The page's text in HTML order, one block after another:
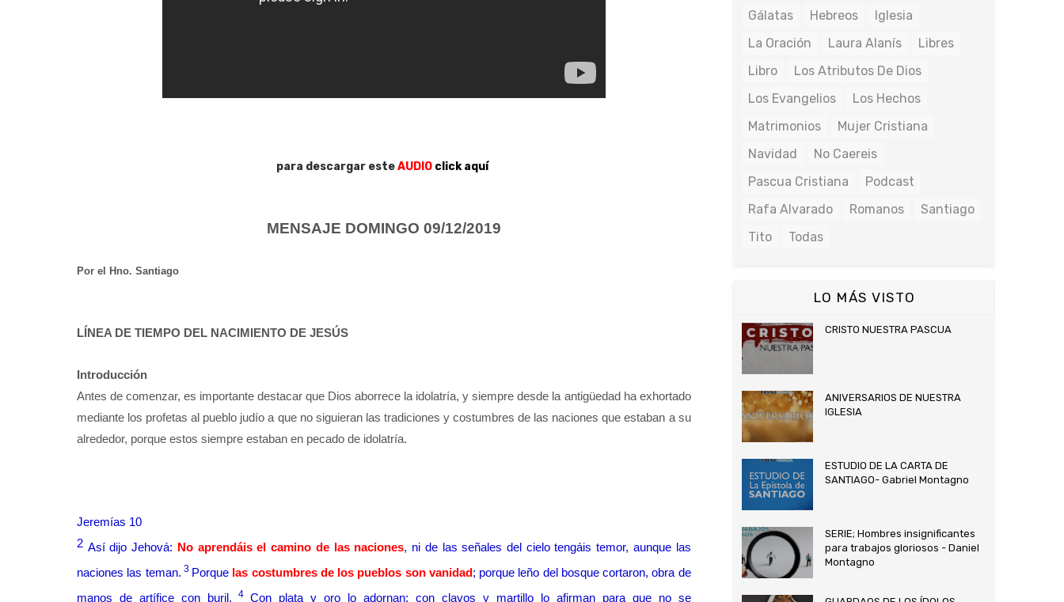
para descargar esteAUDIO click aquí
MENSAJE DOMINGO 09/12/2019
Por el Hno. Santiago
LÍNEA DE TIEMPO DEL NACIMIENTO DE JESÚS
Introducción
Antes de comenzar, es importante destacar que Dios aborrece la idolatría, y siempre desde la antigüedad ha exhortado
mediante los profetas al pueblo judío a que no siguieran las tradiciones y costumbres de las naciones que estaban a su
alrededor, porque estos siempre estaban en pecado de idolatría.
Jeremías 10
2 Así dijo Jehová: No aprendáis el camino de las naciones, ni de las señales del cielo tengáis temor, aunque las
naciones las teman. 3 Porque las costumbres de los pueblos son vanidad ; porque leño del bosque cortaron, obra de
manos de artífice con buril. 4 Con plata y oro lo adornan; con clavos y martillo lo afirman para que no se
Gálatas
Hebreos
Iglesia
La Oración
Laura Alanís
Libres
Libro
Los Atributos De Dios
Los Evangelios
Los Hechos
Matrimonios
Mujer Cristiana
Navidad
No Caereis
Pascua Cristiana
Podcast
Rafa Alvarado
Romanos
Santiago
Tito
Todas
LO MÁS VISTO
CRISTO NUESTRA PASCUA
ANIVERSARIOS DE NUESTRA
IGLESIA
ESTUDIO DE LA CARTA DE
SANTIAGO- Gabriel Montagno
SERIE; Hombres insignificantes
para trabajos gloriosos - Daniel
Montagno